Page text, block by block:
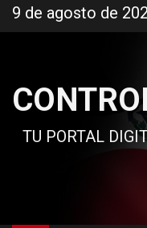
al
9 de agosto de
TU PORTAL